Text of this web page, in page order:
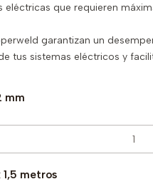
que requieren
garantizan un
tus sistemas eléctricos y
mm
metros